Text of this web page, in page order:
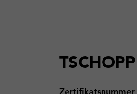
Zertifikatsnummer